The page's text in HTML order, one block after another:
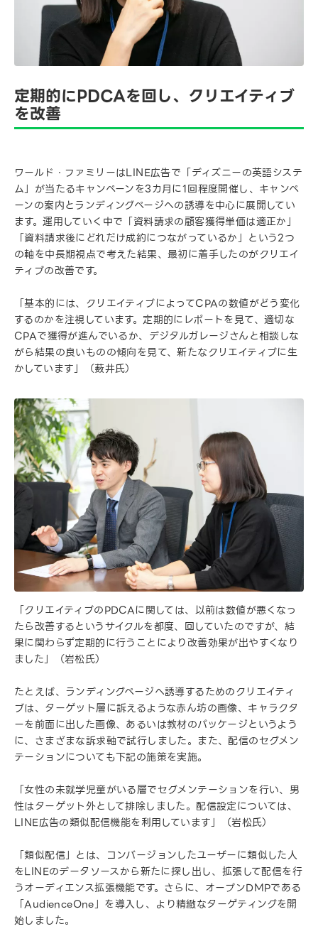
定期的にPDCAを回し、クリエイティブ
を改善
ワールド・ファミリーはLINE広告で「ディズニーの英語システ
ム」が当たるキャンペーンを3カ月に1回程度開催し、キャンペ
ーンの案内とランディングページへの誘導を中心に展開してい
ます。運用していく中で「資料請求の顧客獲得単価は適正か」
「資料請求後にどれだけ成約につながっているか」という2つ
の軸を中長期視点で考えた結果、最初に着手したのがクリエイ
ティブの改善です。
「基本的には、クリエイティブによってCPAの数値がどう変化
するのかを注視しています。定期的にレポートを見て、適切な
CPAで獲得が進んでいるか、デジタルガレージさんと相談しな
がら結果の良いものの傾向を見て、新たなクリエイティブに生
かしています」（薮井氏）
「クリエイティブのPDCAに関しては、以前は数値が悪くなっ
たら改善するというサイクルを都度、回していたのですが、結
果に関わらず定期的に行うことにより改善効果が出やすくなり
ました」（岩松氏）
たとえば、ランディングページへ誘導するためのクリエイティ
ブは、ターゲット層に訴えるような赤ん坊の画像、キャラクタ
ーを前面に出した画像、あるいは教材のパッケージというよう
に、さまざまな訴求軸で試行しました。また、配信のセグメン
テーションについても下記の施策を実施。
「女性の未就学児童がいる層でセグメンテーションを行い、男
性はターゲット外として排除しました。配信設定については、
LINE広告の類似配信機能を利用しています」（岩松氏）
「類似配信」とは、コンバージョンしたユーザーに類似した人
をLINEのデータソースから新たに探し出し、拡張して配信を行
うオーディエンス拡張機能です。さらに、オープンDMPである
「AudienceOne」を導入し、より精緻なターゲティングを開
始しました。